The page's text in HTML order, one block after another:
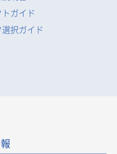
は、適正に個人情
取得することはいた
ッキング技術（例え
の識別子を含む、
ポリシーに従って
ガイド
択ガイド